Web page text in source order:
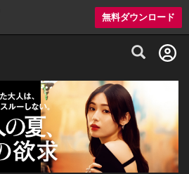
無料ダウンロード
グルメ情報・プレミアムレストラン予約